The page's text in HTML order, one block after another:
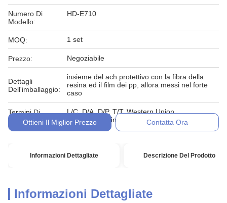
Numero Di
Modello:
HD-E710
MOQ: 1 set
Prezzo: Negoziabile
Dettagli
Dell'imballaggio:
insieme del ach protettivo con la fibra della
resina ed il film dei pp, allora messi nel forte
caso
Termini Di
Pagamento:
L/C, D/A, D/P, T/T, Western Union,
MoneyGram, in denaro, impegno
Ottieni Il Miglior Prezzo Contatta Ora
Informazioni Dettagliate Descrizione Del Prodotto
Informazioni Dettagliate